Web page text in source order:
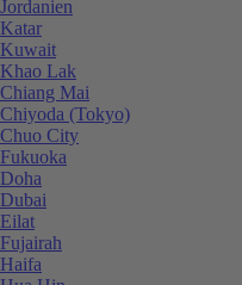
Jordanien
Katar
Kuwait
Khao Lak
Chiang Mai
Chiyoda (Tokyo)
Chuo City
Fukuoka
Doha
Dubai
Eilat
Fujairah
Haifa